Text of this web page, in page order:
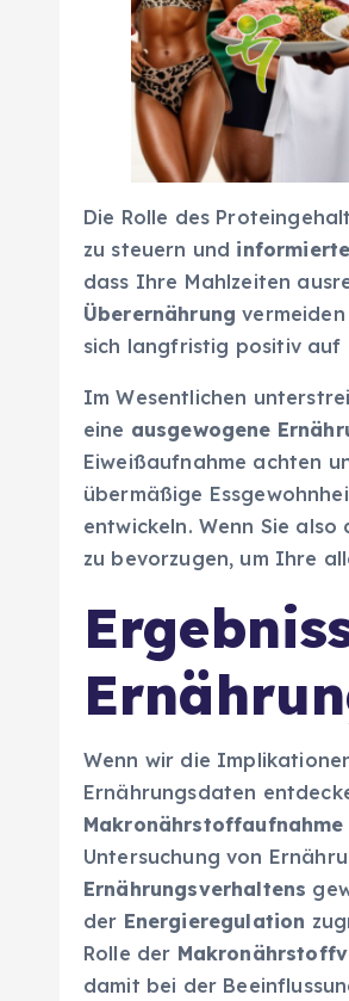
Die Rolle des
zu steuern und
dass Ihre Mahlzeiten
Überernährung
sich langfristig positiv auf
Im Wesentlichen
eine ausgewogene
Eiweißaufnahme achten
übermäßige
entwickeln. Wenn Sie
zu bevorzugen, um Ihre
Wenn wir die
Ernährungsdaten
Makronährstoffaufnahme
Untersuchung von
Ernährungsverhaltens
der Energieregulation
Rolle der
damit bei der